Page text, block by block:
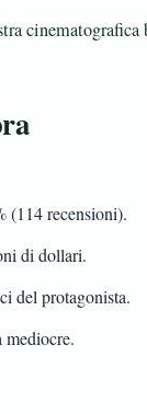
cinematografica
(114 recensioni).
di dollari.
del protagonista.
mediocre.